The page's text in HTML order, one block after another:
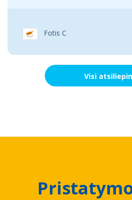
Fotis C
Visi